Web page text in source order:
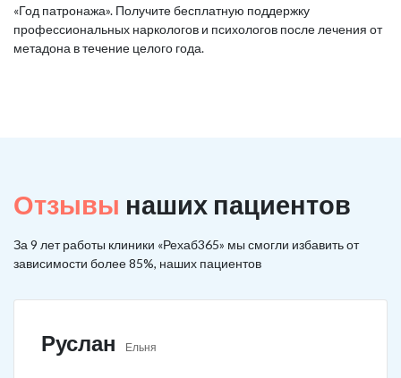
«Год патронажа». Получите бесплатную поддержку
профессиональных наркологов и психологов после лечения от
метадона в течение целого года.
Отзывы наших пациентов
За 9 лет работы клиники «Рехаб365» мы смогли избавить от
зависимости более 85%, наших пациентов
Руслан Ельня